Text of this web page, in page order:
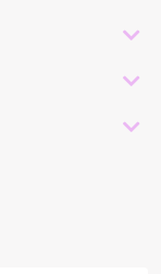
-
-
-